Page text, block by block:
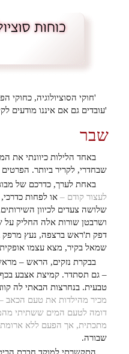
'חוקי הסוציולוגיה, כחוקי
'עובדים גם אם איננו מודעים
שבר
באחד הלילות כיוונתי את
שבחדרי, לקריר ביותר.
באחת לערך, כדרכם של
לעצור קודם – או לפחות
שלושה צעדים לכיוון
ושרבטן שורות אלה החליק על
דפק ת'ראש ברצפה, נעץ מרפק
שמאל בקיר, מצא עצמו
בבקרת נזקים, הראש –
– גם תסתדר. קמיצת אצבע
טבעית. בנחרצות הבאתי לה
מכיר מהילדות את טעם הכאב
דומה לטעם המים ששתיתי
מתכתית, אך הפעם ללא
שבורה.
התקשרתי למוקד חברת